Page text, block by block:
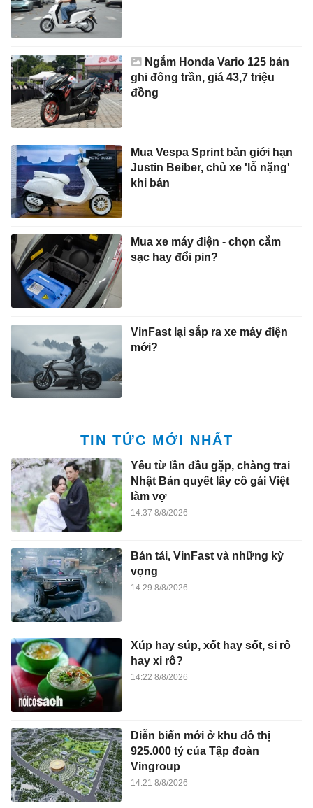
Ngắm Honda Vario 125 bản
ghi đông trần, giá 43,7 triệu
đồng
Mua Vespa Sprint bản giới hạn
Justin Beiber, chủ xe 'lỗ nặng'
khi bán
Mua xe máy điện - chọn cắm
sạc hay đổi pin?
VinFast lại sắp ra xe máy điện
mới?
TIN TỨC MỚI NHẤT
Yêu từ lần đầu gặp, chàng trai
Nhật Bản quyết lấy cô gái Việt
làm vợ
14:37 8/8/2026
Bán tải, VinFast và những kỳ
vọng
14:29 8/8/2026
Xúp hay súp, xốt hay sốt, si rô
hay xi rô?
14:22 8/8/2026
Diễn biến mới ở khu đô thị
925.000 tỷ của Tập đoàn
Vingroup
14:21 8/8/2026